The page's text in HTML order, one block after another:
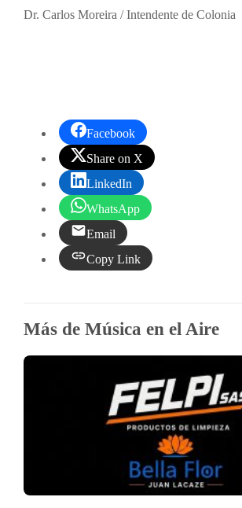
Dr. Carlos Moreira / Intendente de Colonia
Facebook
Share on X
LinkedIn
WhatsApp
Email
Copy Link
Más de Música en el Aire